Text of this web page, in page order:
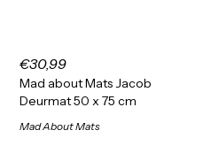
€30,99
Mad about Mats Jacob
Deurmat 50 x 75 cm
Mad About Mats